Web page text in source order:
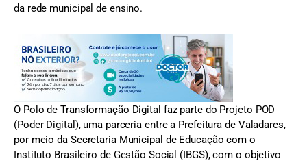
da rede municipal de ensino.
O Polo de Transformação Digital faz parte do Projeto POD
(Poder Digital), uma parceria entre a Prefeitura de Valadares,
por meio da Secretaria Municipal de Educação com o
Instituto Brasileiro de Gestão Social (IBGS), com o objetivo